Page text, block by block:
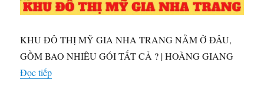
KHU ĐÔ THỊ MỸ GIA NHA TRANG NẰM Ở ĐÂU,
GỒM BAO NHIÊU GÓI TẤT CẢ ? | HOÀNG GIANG
Đọc tiếp“KHU ĐÔ THỊ MỸ GIA NHA TRANG NẰM Ở